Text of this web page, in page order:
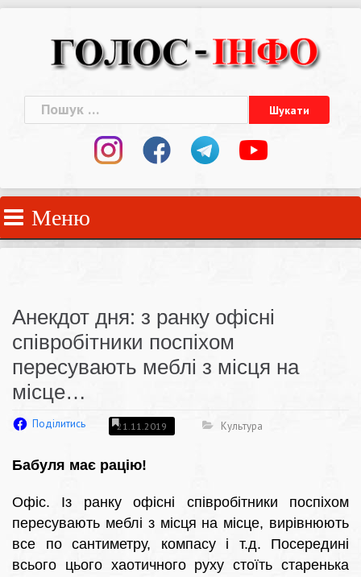
Пошук:
Меню
Анекдот дня: з ранку офісні
співробітники поспіхом
пересувають меблі з місця на
місце…
Поділитись 21.11.2019 Культура
Бабуля має рацію!
Офіс. Із ранку офісні співробітники поспіхом
пересувають меблі з місця на місце, вирівнюють
все по сантиметру, компасу і т.д. Посередині
всього цього хаотичного руху стоїть старенька